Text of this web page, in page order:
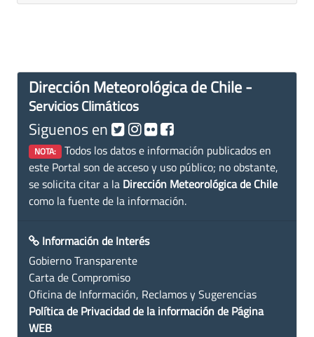
Dirección Meteorológica de Chile -
Servicios Climáticos
Siguenos en
NOTA: Todos los datos e información publicados en
este Portal son de acceso y uso público; no obstante,
se solicita citar a la Dirección Meteorológica de Chile
como la fuente de la información.
Información de Interés
Gobierno Transparente
Carta de Compromiso
Oficina de Información, Reclamos y Sugerencias
Política de Privacidad de la información de Página
WEB